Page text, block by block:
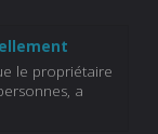
le propriétaire
a